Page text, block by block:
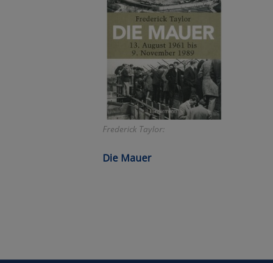
Frederick Taylor:
Die Mauer